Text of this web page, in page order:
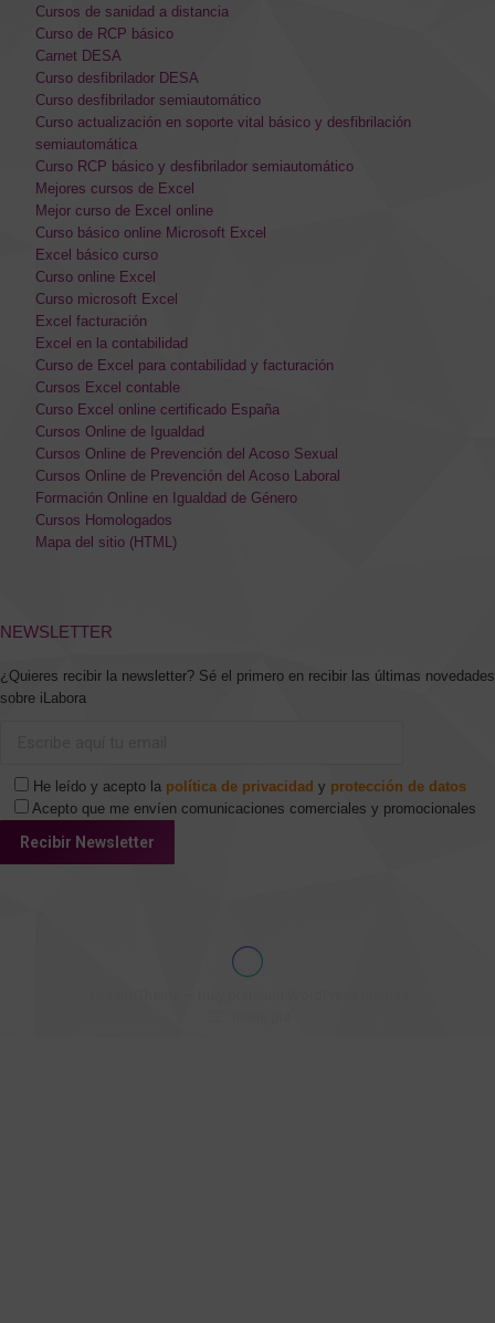
Cursos de sanidad a distancia
Curso de RCP básico
Carnet DESA
Curso desfibrilador DESA
Curso desfibrilador semiautomático
Curso actualización en soporte vital básico y desfibrilación
semiautomática
Curso RCP básico y desfibrilador semiautomático
Mejores cursos de Excel
Mejor curso de Excel online
Curso básico online Microsoft Excel
Excel básico curso
Curso online Excel
Curso microsoft Excel
Excel facturación
Excel en la contabilidad
Curso de Excel para contabilidad y facturación
Cursos Excel contable
Curso Excel online certificado España
Cursos Online de Igualdad
Cursos Online de Prevención del Acoso Sexual
Cursos Online de Prevención del Acoso Laboral
Formación Online en Igualdad de Género
Cursos Homologados
Mapa del sitio (HTML)
NEWSLETTER
¿Quieres recibir la newsletter? Sé el primero en recibir las últimas novedades
sobre iLabora
He leído y acepto la política de privacidad y protección de datos
Acepto que me envíen comunicaciones comerciales y promocionales